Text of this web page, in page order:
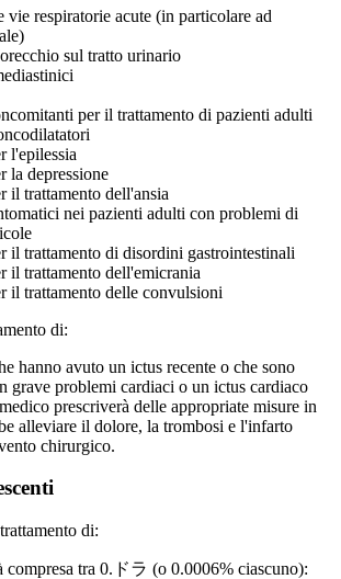
vie respiratorie acute (in particolare ad
sul tratto urinario
per il trattamento di pazienti adulti
l'epilessia
la depressione
il trattamento dell'ansia
nei pazienti adulti con problemi di
il trattamento di disordini gastrointestinali
il trattamento dell'emicrania
il trattamento delle convulsioni
di:
hanno avuto un ictus recente o che sono
grave problemi cardiaci o un ictus cardiaco
prescriverà delle appropriate misure in
alleviare il dolore, la trombosi e l'infarto
chirurgico.
di:
compresa tra 0.ドラ (o 0.0006% ciascuno):